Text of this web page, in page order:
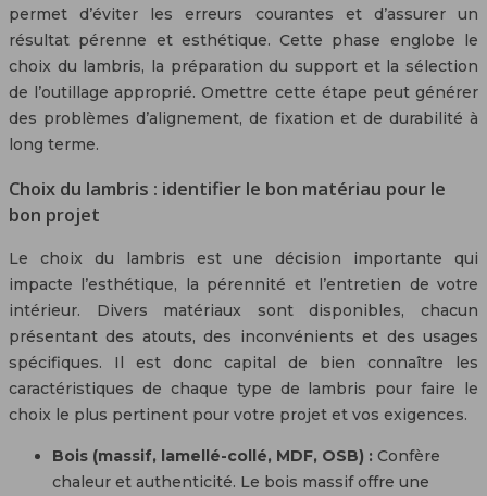
permet d’éviter les erreurs courantes et d’assurer un
résultat pérenne et esthétique. Cette phase englobe le
choix du lambris, la préparation du support et la sélection
de l’outillage approprié. Omettre cette étape peut générer
des problèmes d’alignement, de fixation et de durabilité à
long terme.
Choix du lambris : identifier le bon matériau pour le
bon projet
Le choix du lambris est une décision importante qui
impacte l’esthétique, la pérennité et l’entretien de votre
intérieur. Divers matériaux sont disponibles, chacun
présentant des atouts, des inconvénients et des usages
spécifiques. Il est donc capital de bien connaître les
caractéristiques de chaque type de lambris pour faire le
choix le plus pertinent pour votre projet et vos exigences.
Bois (massif, lamellé-collé, MDF, OSB) : Confère
chaleur et authenticité. Le bois massif offre une